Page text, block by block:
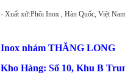
- Xuất xứ:Phôi Inox , Hàn Quốc, Việt
Inox nhám THĂNG LONG
Kho Hàng: Số 10, Khu B